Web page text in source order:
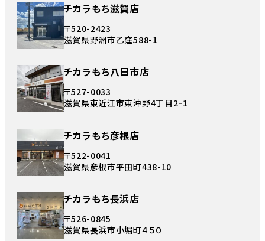
チカラもち滋賀店
〒520-2423
滋賀県野洲市乙窪588-1
チカラもち八日市店
〒527-0033
滋賀県東近江市東沖野4丁目2ｰ1
チカラもち彦根店
〒522-0041
滋賀県彦根市平田町438-10
チカラもち長浜店
〒526-0845
滋賀県長浜市小堀町４５０